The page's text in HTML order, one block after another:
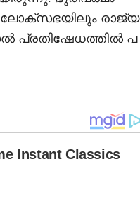
ലോക്സഭയിലും രാജ്യ
പ്രതിഷേധത്തിൽ പ